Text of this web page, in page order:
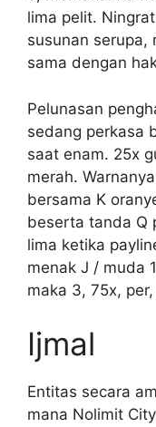
lima pelit.
susunan serupa,
sama dengan
Pelunasan
sedang perkasa
saat enam. 25x
merah.
bersama K
beserta tanda Q
lima ketika
menak J / muda
maka 3, 75x,
Ijmal
Entitas secara
mana Nolimit